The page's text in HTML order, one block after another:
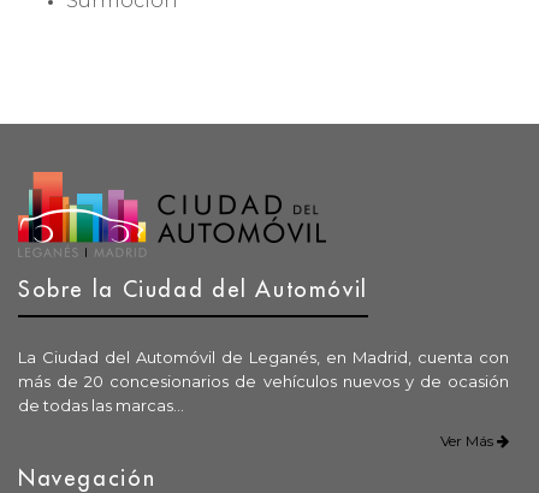
Sobre la Ciudad del Automóvil
La Ciudad del Automóvil de Leganés, en Madrid, cuenta con
más de 20 concesionarios de vehículos nuevos y de ocasión
de todas las marcas...
Ver Más
Navegación